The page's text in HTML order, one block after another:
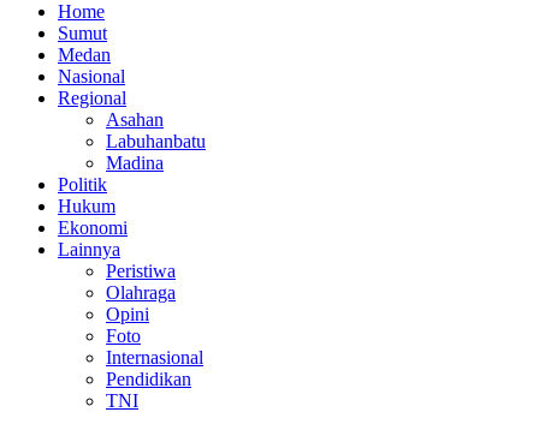
Home
Sumut
Medan
Nasional
Regional
Asahan
Labuhanbatu
Madina
Politik
Hukum
Ekonomi
Lainnya
Peristiwa
Olahraga
Opini
Foto
Internasional
Pendidikan
TNI